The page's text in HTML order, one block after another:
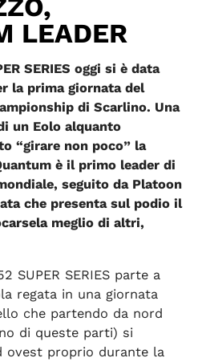
LEADER
SERIES oggi si è data
la prima giornata del
di Scarlino. Una
un Eolo alquanto
“girare non poco” la
è il primo leader di
seguito da Platoon
che presenta sul podio il
meglio di altri,
SUPER SERIES parte a
regata in una giornata
che partendo da nord
di queste parti) si
ovest proprio durante la